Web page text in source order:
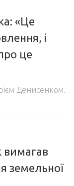
«Це
і
це
Денисенком.
вимагав
земельної